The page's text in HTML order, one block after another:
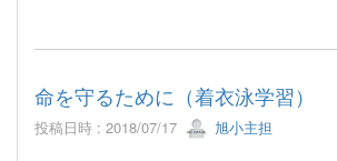
命を守るために（着衣泳学習）
投稿日時 : 2018/07/17 旭小主担